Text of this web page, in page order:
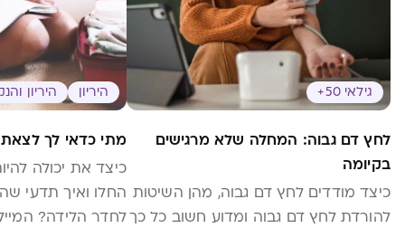
גילאי 50+
לחץ דם גבוה: המחלה שלא מרגישים
בקיומה
כיצד מודדים לחץ דם גבוה, מהן השיטות
להורדת לחץ דם גבוה ומדוע חשוב כל כך
היריון היריון
מתי כדאי לך
כיצד את יכולה
החלו ואיך תדעי
לחדר הלידה?